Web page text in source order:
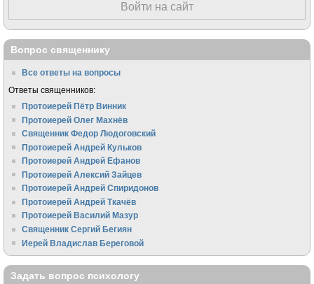
Войти на сайт
Вопрос священнику
Все ответы на вопросы
Ответы священников:
Протоиерей Пётр Винник
Протоиерей Олег Махнёв
Священник Федор Людоговский
Протоиерей Андрей Кульков
Протоиерей Андрей Ефанов
Протоиерей Алексий Зайцев
Протоиерей Андрей Спиридонов
Протоиерей Андрей Ткачёв
Протоиерей Василий Мазур
Священник Сергий Бегиян
Иерей Владислав Береговой
Задать вопрос психологу